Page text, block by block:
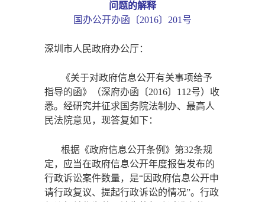
问题的解释
国办公开办函〔2016〕201号
深圳市人民政府办公厅：
《关于对政府信息公开有关事项给予
指导的函》（深府办函〔2016〕112号）收
悉。经研究并征求国务院法制办、最高人
民法院意见，现答复如下：
根据《政府信息公开条例》第32条规
定，应当在政府信息公开年度报告发布的
行政诉讼案件数量，是“因政府信息公开申
请行政复议、提起行政诉讼的情况”。行政